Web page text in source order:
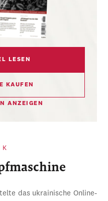
das ukrainische Online-
LESEN
KAUFEN
ANZEIGEN